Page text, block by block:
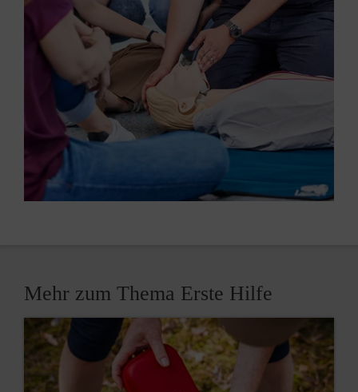
Mehr zum Thema Erste Hilfe